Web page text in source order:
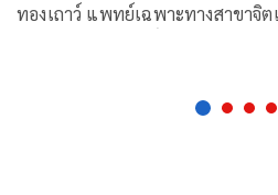
ทองเถาว์ แพทย์เฉพาะทางสาขาจิ